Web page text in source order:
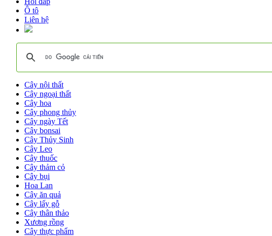
Ô tô
Liên hệ
Cây nội thất
Cây ngoại thất
Cây hoa
Cây phong thủy
Cây ngày Tết
Cây bonsai
Cây Thủy Sinh
Cây Leo
Cây thuốc
Cây thảm cỏ
Cây bụi
Hoa Lan
Cây ăn quả
Cây lấy gỗ
Cây thân thảo
Xương rồng
Cây thực phẩm